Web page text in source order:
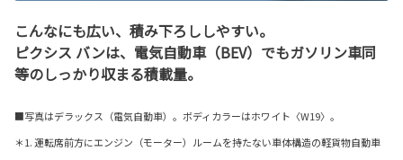
こんなにも広い、積み下ろししやすい。
ピクシス バンは、電気自動車（BEV）でもガソリン車同
等のしっかり収まる積載量。
■写真はデラックス（電気自動車）。ボディカラーはホワイト〈W19〉。
＊1. 運転席前方にエンジン（モーター）ルームを持たない車体構造の軽貨物自動車